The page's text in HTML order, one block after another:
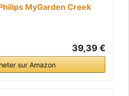
MyGarden Creek
39,39 €
sur Amazon